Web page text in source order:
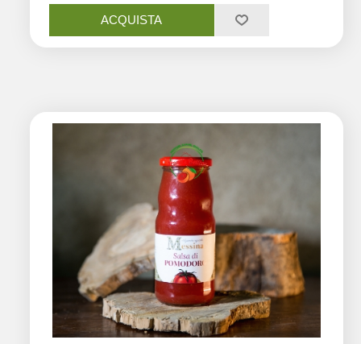
ACQUISTA